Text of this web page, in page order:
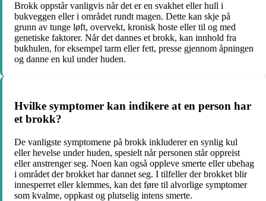
Brokk oppstår vanligvis når det er en svakhet eller hull i
bukveggen eller i området rundt magen. Dette kan skje på
grunn av tunge løft, overvekt, kronisk hoste eller til og med
genetiske faktorer. Når det dannes et brokk, kan innhold fra
bukhulen, for eksempel tarm eller fett, presse gjennom åpningen
og danne en kul under huden.
Hvilke symptomer kan indikere at en person har
et brokk?
De vanligste symptomene på brokk inkluderer en synlig kul
eller hevelse under huden, spesielt når personen står oppreist
eller anstrenger seg. Noen kan også oppleve smerte eller ubehag
i området der brokket har dannet seg. I tilfeller der brokket blir
innesperret eller klemmes, kan det føre til alvorlige symptomer
som kvalme, oppkast og plutselig intens smerte.